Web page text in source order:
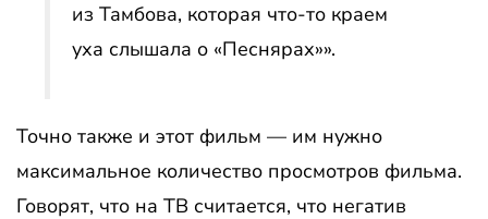
из Тамбова, которая что-то краем
уха слышала о «Песнярах»».
Точно также и этот фильм — им нужно
максимальное количество просмотров фильма.
Говорят, что на ТВ считается, что негатив